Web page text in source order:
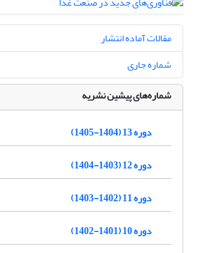
مقالات آماده انتشار
شماره جاری
شماره‌های پیشین نشریه
دوره 13 (1404-1405)
دوره 12 (1403-1404)
دوره 11 (1402-1403)
دوره 10 (1401-1402)